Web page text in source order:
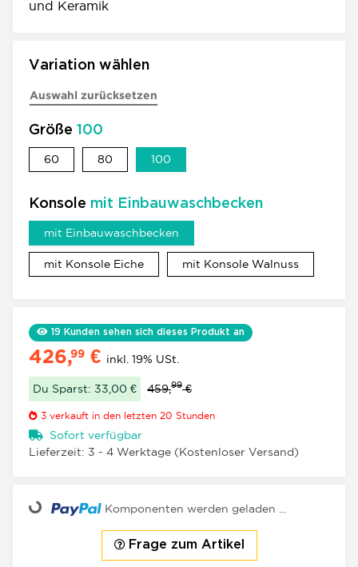
und Keramik
Variation wählen
Auswahl zurücksetzen
Größe 100
6060 8080 100
Konsole mit Einbauwaschbecken
mit Einbauwaschbecken
mit Konsole Eichemit Konsole Eiche
mit Konsole Walnuss
19 Kunden sehen sich dieses Produkt an
426,99 € inkl. 19% USt.
Du Sparst: 33,00 € 459,99€
3 verkauft in den letzten 20 Stunden
Sofort verfügbar
Lieferzeit: 3 - 4 Werktage (Kostenloser Versand)
Komponenten werden geladen ...
Frage zum Artikel